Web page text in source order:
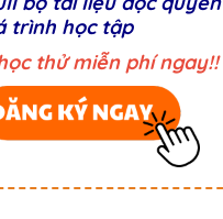
trình học tập
thử miễn phí ngay!!